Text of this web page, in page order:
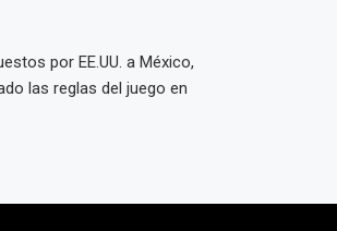
por EE.UU. a México,
las reglas del juego en